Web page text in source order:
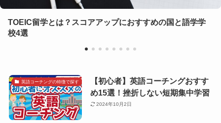
学とは？スコアアップにおすすめの国と語学学
英会
英語コーチングの特徴で探す
【初心者】英語コーチングおすす
め15選！挫折しない短期集中学習
2024年10月2日